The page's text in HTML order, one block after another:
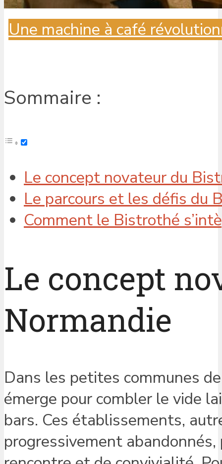
Une machine à café
Sommaire :
Le concept novateur du
Le parcours et les défis du
Comment le Bistrothé
Le concept
Normandie
Dans les petites communes
émerge pour combler le vide
bars. Ces établissements,
progressivement